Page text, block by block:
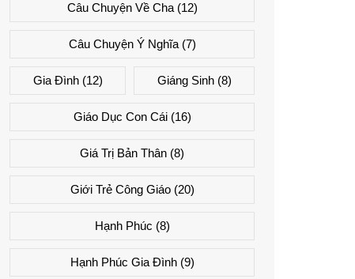
Câu Chuyện Về Cha(12)
Câu Chuyện Ý Nghĩa(7)
Gia Đình(12) Giáng Sinh(8)
Giáo Dục Con Cái(16)
Giá Trị Bản Thân (8)
Giới Trẻ Công Giáo(20)
Hạnh Phúc (8)
Hạnh Phúc Gia Đình(9)